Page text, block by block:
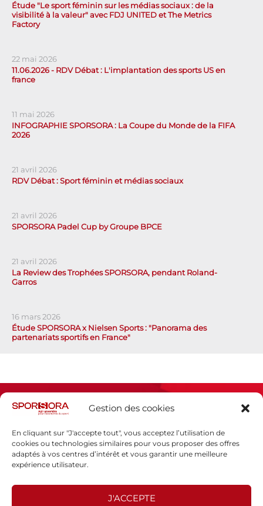
Gestion des cookies
En cliquant sur "J'accepte tout", vous acceptez l’utilisation de
cookies ou technologies similaires pour vous proposer des offres
adaptés à vos centres d’intérêt et vous garantir une meilleure
expérience utilisateur.
J'ACCEPTE
Étude "Le sport féminin sur les médias sociaux : de la
visibilité à la valeur" avec FDJ UNITED et The Metrics
Factory
22 mai 2026
11.06.2026 - RDV Débat : L'implantation des sports US en
france
11 mai 2026
INFOGRAPHIE SPORSORA : La Coupe du Monde de la FIFA
2026
21 avril 2026
RDV Débat : Sport féminin et médias sociaux
21 avril 2026
SPORSORA Padel Cup by Groupe BPCE
21 avril 2026
La Review des Trophées SPORSORA, pendant Roland-
Garros
16 mars 2026
Étude SPORSORA x Nielsen Sports : "Panorama des
partenariats sportifs en France"
Espace presse
Politique de confidentialité